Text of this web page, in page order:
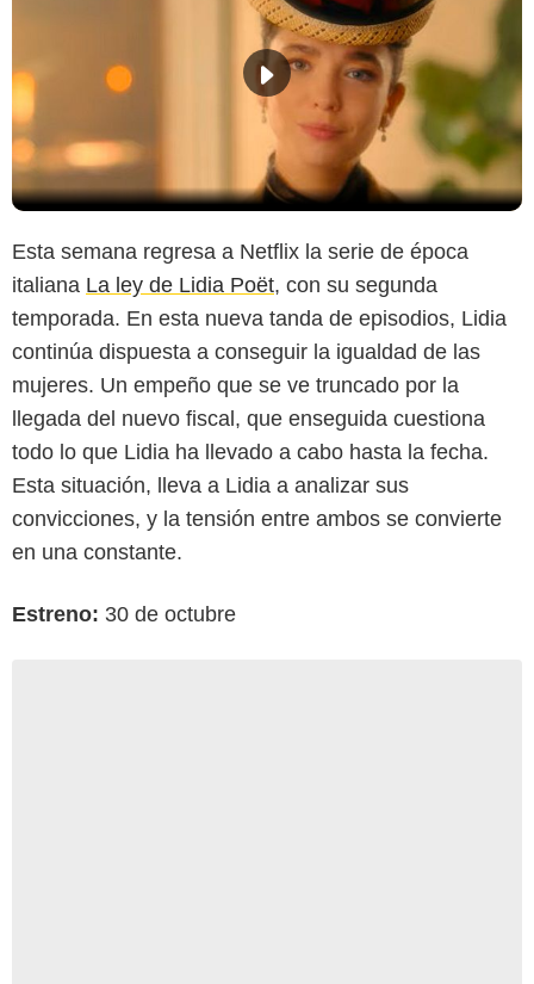
Esta semana regresa a Netflix la serie de época
italiana La ley de Lidia Poët, con su segunda
temporada. En esta nueva tanda de episodios, Lidia
continúa dispuesta a conseguir la igualdad de las
mujeres. Un empeño que se ve truncado por la
llegada del nuevo fiscal, que enseguida cuestiona
todo lo que Lidia ha llevado a cabo hasta la fecha.
Esta situación, lleva a Lidia a analizar sus
convicciones, y la tensión entre ambos se convierte
en una constante.
Estreno: 30 de octubre